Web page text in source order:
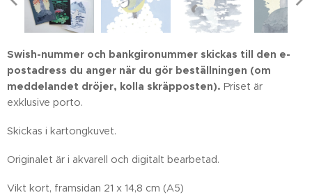
Swish-nummer och bankgironummer skickas till den e-
postadress du anger när du gör beställningen (om
meddelandet dröjer, kolla skräpposten). Priset är
exklusive porto.
Skickas i kartongkuvet.
Originalet är i akvarell och digitalt bearbetad.
Vikt kort, framsidan 21 x 14,8 cm (A5)